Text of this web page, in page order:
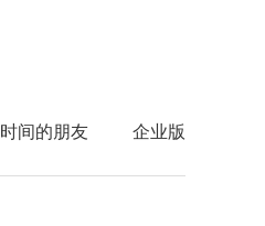
时间的朋友 企业版